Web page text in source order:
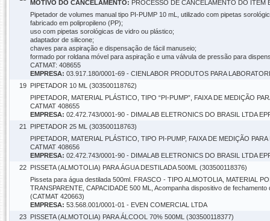
MOTIVO DO CANCELAMENTO: PROCESSO DE CANCELAMENTO DO ITEM
Pipetador de volumes manual tipo PI-PUMP 10 mL, utilizado com pipetas
fabricado em polipropileno (PP);
uso com pipetas sorológicas de vidro ou plástico;
adaptador de silicone;
chaves para aspiração e dispensação de fácil manuseio;
formado por roldana móvel para aspiração e uma válvula de pressão para
CATMAT: 408655
EMPRESA: 03.917.180/0001-69 - CIENLABOR PRODUTOS PARA
19 PIPETADOR 10 ML (303500118762)
PIPETADOR, MATERIAL PLÁSTICO, TIPO “PI-PUMP”, FAIXA DE MEDIÇÃO
CATMAT 408655
EMPRESA: 02.472.743/0001-90 - DIMALAB ELETRONICS DO BRASIL LTDA
21
PIPETADOR 25 ML (303500118763)
PIPETADOR, MATERIAL PLÁSTICO, TIPO PI-PUMP, FAIXA DE MEDIÇÃO
CATMAT 408656
EMPRESA: 02.472.743/0001-90 - DIMALAB ELETRONICS DO BRASIL LTDA
22 PISSETA (ALMOTOLIA) PARA ÁGUA DESTILADA 500ML (303500118376)
Pisseta para água destilada 500ml. FRASCO - TIPO ALMOTOLIA, MATERIAL
TRANSPARENTE, CAPACIDADE 500 ML, Acompanha dispositivo de fechamento
(CATMAT 420663)
EMPRESA: 53.568.001/0001-01 - EVEN COMERCIAL LTDA
23 PISSETA (ALMOTOLIA) PARA ÁLCOOL 70% 500ML (303500118377)